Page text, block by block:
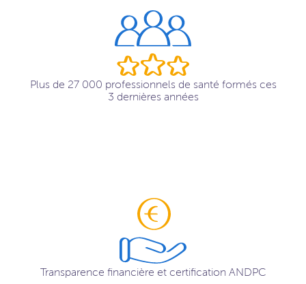
Plus de 27 000 professionnels de santé formés ces
3 dernières années
Transparence financière et certification ANDPC